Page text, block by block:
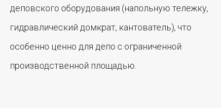
деповского оборудования (напольную тележку,
гидравлический домкрат, кантователь), что
особенно ценно для депо с ограниченной
производственной площадью.